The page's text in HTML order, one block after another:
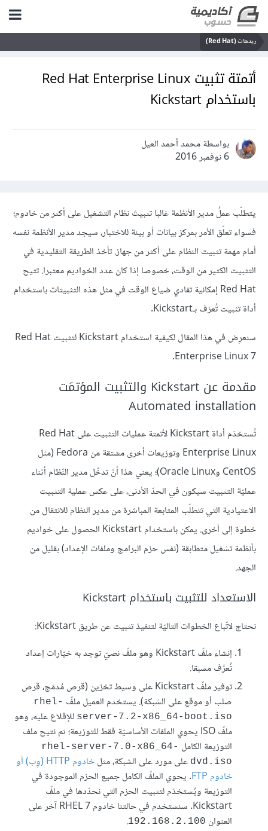
ريدهات (Red Hat)
أتمتة تثبيت Red Hat Enterprise Linux
باستخدام Kickstart
بواسطة محمد أحمد العيل
6 نوفمبر 2016
يتطلّب عملُ مدير الأنظمة غالبا تثبيتَ نظام التشغيل على أكثر من خادوم؛
فسواء تعلّق الأمر بمركز بيانات أو بيئة للاختبار، سيجد مدير الأنظمة نفسه
أمام مهمة تثبيت النظام على أكثر من جهاز. تأخذ الطريقة التقليدية في
التثبيت الكثير من الوقت، خصوصا إذا كان عدد الخواديم معتبرا. تتيح
Red Hat إمكانية تفادي ضياع الوقت في مثل هذه التثبيتات باستخدام
أداة تثبيت تُعرَف بـKickstart.
سنعرِض في هذا المقال لكيفية استخدام Kickstart لتثبيت Red Hat
Enterprise Linux 7.
مقدمة عن Kickstart والتثبيت المؤتمَت
Automated installation
تُستخدَم أداة Kickstart لأتمتة عمليات التثبيت على Red Hat
Enterprise Linux وتوزيعات أخرى مشتقة من Fedora (مثل
CentOS وOracle Linux)؛ يعني هذا أنّ تدخّل مدير النّظام أثناء
عمليّة التثبيت سيكون في الحدّ الأدنى، على عكس عملية التثبيت
الاعتيادية التي تتطلّب المتابعة المباشرة من مدير النظام للانتقال من
خطوة إلى أخرى. يمكن باستخدام Kickstart الحصول على خواديم
بأنظمة تشغيل متطابقة (نفس حزم البرامج وملفات الإعداد) بقليل من
الجهد.
الاستعداد للتثبيت باستخدام Kickstart
نحتاج لاتّباع الخطوات التاليّة لتنفيذ تثبيت عن طريق Kickstart:
إنشاء ملفّ Kickstart وهو ملفّ نصيّ توجد به خيّارات إعداد
تُعرَّف مسبقا.
توفير ملفّ Kickstart على وسيط تخزين (قرص مُدمَج، قرص
صلب أو موقع على الشبكة). يستخدم العميل ملفّ rhel-
server-7.2-x86_64-boot.iso للإقلاع عليه، وهو
ملفّ ISO يحوي الملفات الأساسيّة فقط للتوزيعة؛ ثم نتيح ملف
التوزيعة الكامل rhel-server-7.0-x86_64-
dvd.iso على مورد على الشبكة، مثل
خادوم HTTP (وِب) أو
خادوم FTP
. يحوي الملفّ الكامل جميع الحزم الموجودة في
التوزيعة ويُستخدَم لتثبيت الحزم التي نحدّدها في ملفّ
Kickstart. سنستخدم في حالتنا خادوم RHEL 7 آخر على
العنوان 192.168.2.100
.